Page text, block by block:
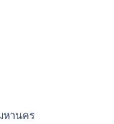
หานคร